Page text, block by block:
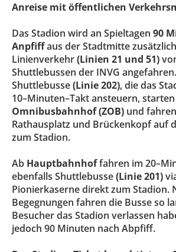
Anreise mit öffentlichen
Das Stadion wird an Spieltagen 90
Anpfiffaus der Stadtmitte zusätz
Linienverkehr(Linien 21 und 51)
Shuttlebussen der INVG
Shuttlebusse(Linie 202), die das
10–Minuten–Takt ansteuern,
Omnibusbahnhof (ZOB) und
Rathausplatz und Brückenkopf auf
zum Stadion.
Ab Hauptbahnhoffahren im 20–
ebenfalls Shuttlebusse(Linie 201)
Pionierkaserne direkt zum Stadion.
Begegnungen fahren die Busse so
Besucherdas Stadion verlassen
jedoch 90 Minuten nach Abpfiff.